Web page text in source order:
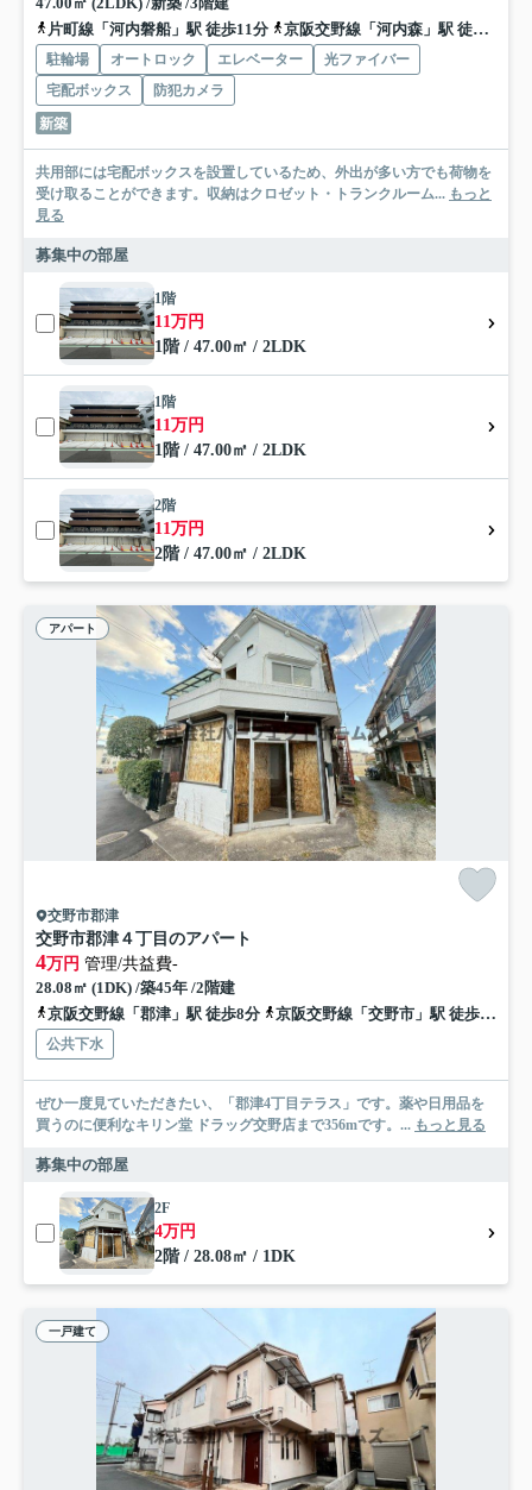
片町線「河内磐船」駅 徒歩11分
京阪交野線「河内森」駅 徒歩13分
駐輪場 オートロック エレベーター
光ファイバー
宅配ボックス
防犯カメラ
新築
共用部には宅配ボックスを設置しているため、外出が多い方でも荷物を
受け取ることができます。収納はクロゼット・トランクルーム... もっと
見る
募集中の部屋
1階
11万円
1階 / 47.00㎡ / 2LDK
1階
11万円
1階 / 47.00㎡ / 2LDK
2階
11万円
2階 / 47.00㎡ / 2LDK
アパート
交野市郡津
交野市郡津４丁目のアパート
4万円 管理/共益費-
28.08㎡ (1DK) /築45年 /2階建
京阪交野線「郡津」駅 徒歩8分
京阪交野線「交野市」駅 徒歩10分
公共下水
ぜひ一度見ていただきたい、「郡津4丁目テラス」です。薬や日用品を
買うのに便利なキリン堂 ドラッグ交野店まで356mです。... もっと見る
募集中の部屋
2F
4万円
2階 / 28.08㎡ / 1DK
一戸建て